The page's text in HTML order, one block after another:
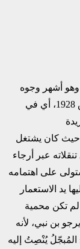
وهو أشهر وجوه
الحركة الإصلاحية الجزائرية، لأول مرة في مارس 1928، أي في
حيث كان يشتغل
عبر أرجاء
على اهتمامه
يد الاستعمار
تكن محمية
بن نبي، لأنه
يُنْصِتُ إليه